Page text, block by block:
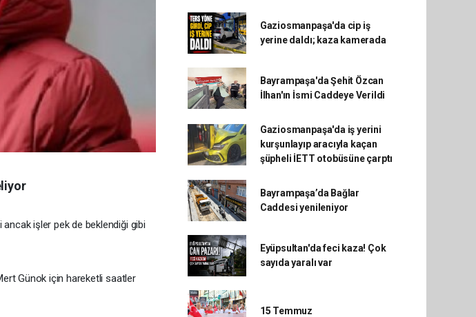
ancak işler pek de beklendiği gibi
Günok için hareketli saatler
Gaziosmanpaşa'da cip iş
yerine daldı; kaza kamerada
Bayrampaşa'da Şehit Özcan
İlhan'ın İsmi Caddeye Verildi
Gaziosmanpaşa'da iş yerini
kurşunlayıp aracıyla kaçan
şüpheli İETT otobüsüne çarptı
Bayrampaşa’da Bağlar
Caddesi yenileniyor
Eyüpsultan'da feci kaza! Çok
sayıda yaralı var
15 Temmuz